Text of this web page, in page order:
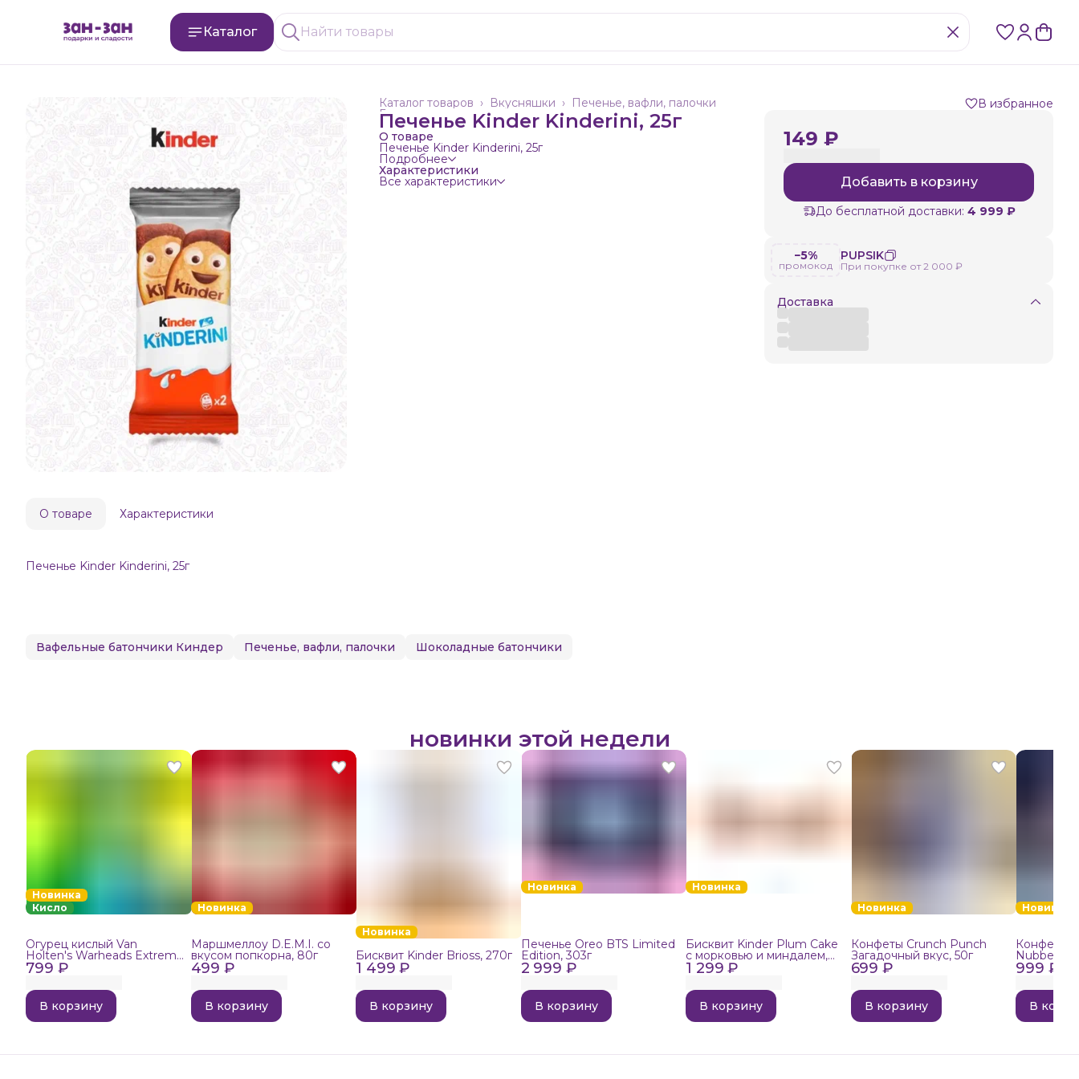
Каталог
Печенье, вафли, палочки
Вкусняшки ›
Каталог товаров ›
Главная ›
Печенье Kinder Kinderini, 25г
О товаре
Печенье Kinder Kinderini, 25г
Подробнее
Характеристики
Все характеристики
В избранное
149 ₽
Добавить в корзину
До бесплатной доставки: 4 999 ₽
−5%
промокод
PUPSIK
При покупке от 2 000 ₽
Доставка
О товаре Характеристики
Печенье Kinder Kinderini, 25г
Вафельные батончики Киндер Печенье, вафли, палочки Шоколадные батончики
новинки этой недели
Новинка
Кисло
799 ₽
Огурец кислый Van
Holten's Warheads Extreme
Sour, 140г
В корзину
Новинка
499 ₽
Маршмеллоу D.E.M.I. со
вкусом попкорна, 80г
В корзину
Новинка
1 499 ₽
Бисквит Kinder Brioss, 270г
В корзину
Новинка
2 999 ₽
Печенье Oreo BTS Limited
Edition, 303г
В корзину
Новинка
1 299 ₽
Бисквит Kinder Plum Cake
с морковью и миндалем,
192г
В корзину
Новинка
699 ₽
Конфеты Crunch Punch
Загадочный вкус, 50г
В корзину
Новинка
999 ₽
Конфеты
Nubbee
В